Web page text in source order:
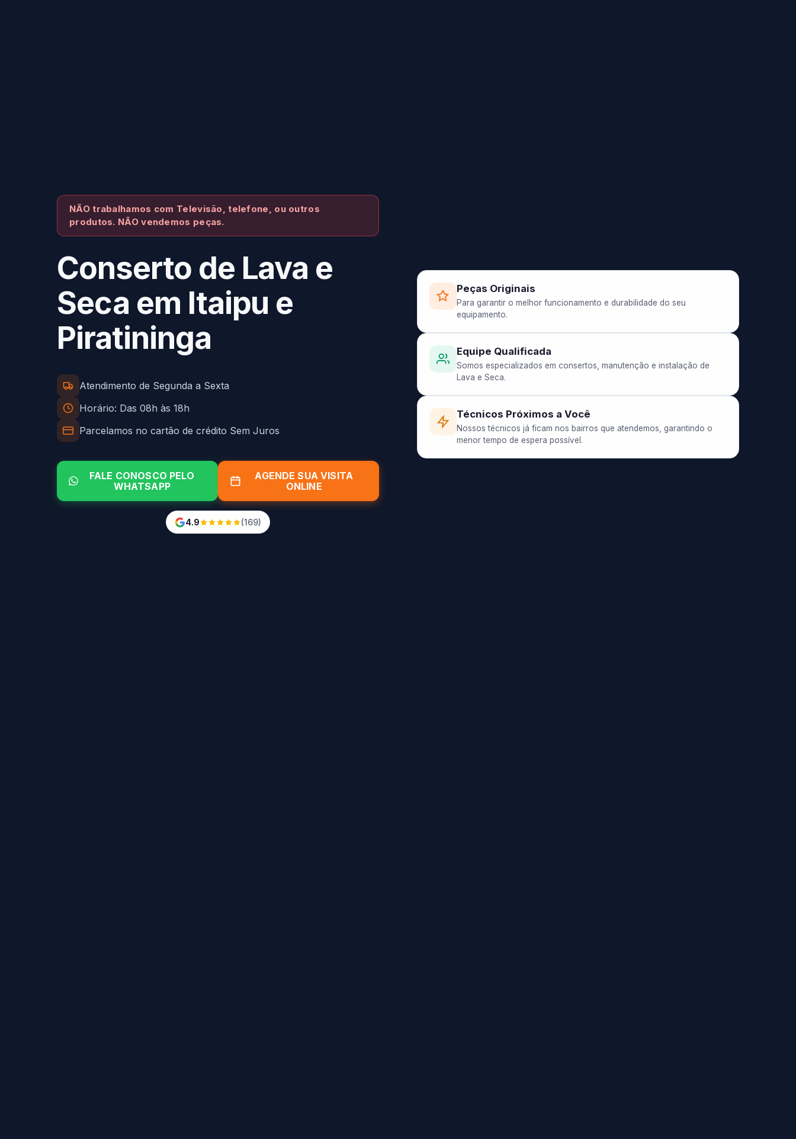
NÃO trabalhamos com Televisão, telefone, ou outros
produtos. NÃO vendemos peças.
Conserto de Lava e
Seca em Itaipu e
Piratininga
Atendimento de Segunda a Sexta
Horário: Das 08h às 18h
Parcelamos no cartão de crédito Sem Juros
FALE CONOSCO PELO
WHATSAPP
AGENDE SUA VISITA
ONLINE
4.9 (169)
Peças Originais
Para garantir o melhor funcionamento e durabilidade do seu
equipamento.
Equipe Qualificada
Somos especializados em consertos, manutenção e instalação de
Lava e Seca.
Técnicos Próximos a Você
Nossos técnicos já ficam nos bairros que atendemos, garantindo o
menor tempo de espera possível.